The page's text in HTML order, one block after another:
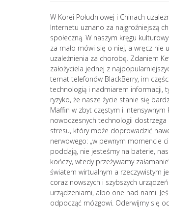
W Korei Południowej i Chinach
Internetu uznano za najgroźniejszą
społeczną. W naszym kręgu
za mało mówi się o niej, a wręcz nie
uzależnienia za chorobę. Zdaniem
założyciela jednej z
temat telefonów BlackBerry, im
technologią i nadmiarem informacji,
ryzyko, że nasze życie stanie się
Maffin w zbyt częstym i intensywnym
nowoczesnych technologii dostrzega
stresu, który może doprowadzić
nerwowego: „w pewnym momencie
poddają, nie jesteśmy na baterie,
kończy, wtedy przeżywamy
światem wirtualnym a rzeczywistym
coraz nowszych i szybszych
urządzeniami, albo one nad nami.
odpocząć mózgowi. Oderwijmy się